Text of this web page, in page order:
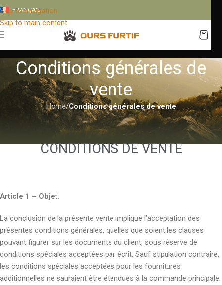
Skip to navigation
Skip to main content
FRANÇAIS
Conditions générales de
vente
Home/Conditions générales de vente
CONDITIONS DE VENTE
Article 1 – Objet.
La conclusion de la présente vente implique l’acceptation des
présentes conditions générales, quelles que soient les clauses
pouvant figurer sur les documents du client, sous réserve de
conditions spéciales acceptées par écrit. Sauf stipulation contraire,
les conditions spéciales acceptées pour les fournitures
additionnelles ne sauraient être étendues à la commande principale.